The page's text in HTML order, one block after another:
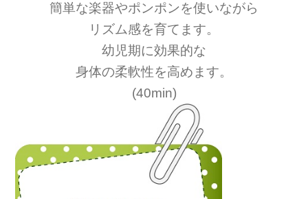
簡単な楽器やポンポンを使いながら
リズム感を育てます。
幼児期に効果的な
身体の柔軟性を高めます。
(40min)